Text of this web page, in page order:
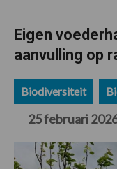
Eigen
aanvulling op
Biodiversiteit
25 februari